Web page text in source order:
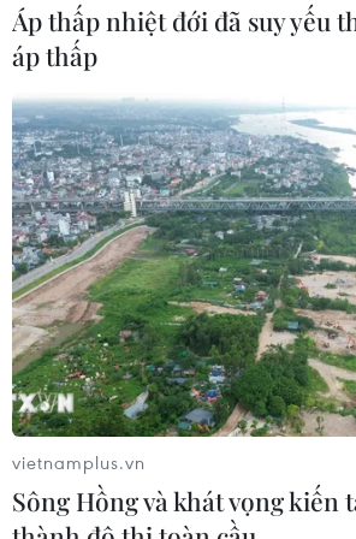
Mỹ cấm xuất khẩu vật liệu pin tái
và phế liệu vonfram trong một năm
05/08/2026 06:53
Brazil hạ cấp quan hệ với
căng thẳng ngoại giao với Mỹ
05/08/2026 03:55
Mỹ dự chi thêm 1,4 tỷ USD cho
05/08/2026 03:26
Áp thấp nhiệt đới đã suy yếu
áp thấp
vietnamplus.vn
Sông Hồng và khát vọng kiến